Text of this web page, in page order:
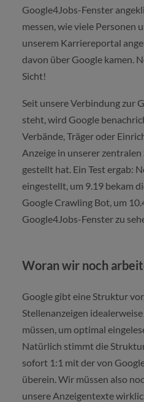
Google4Jobs-Fenster
messen, wie viele Personen
unserem Karriereportal
davon über Google kamen.
Sicht!
Seit unsere Verbindung zur
steht, wird Google
Verbände, Träger oder
Anzeige in unserer
gestellt hat. Ein Test ergab:
eingestellt, um 9.19 bekam
Google Crawling Bot, um
Google4Jobs-Fenster zu
Woran wir noch
Google gibt eine Struktur
Stellenanzeigen
müssen, um optimal
Natürlich stimmt die
sofort 1:1 mit der von
überein. Wir müssen also
unsere Anzeigentexte